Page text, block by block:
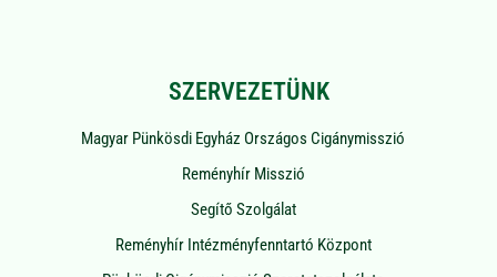
SZERVEZETÜNK
Magyar Pünkösdi Egyház Országos Cigánymisszió
Reményhír Misszió
Segítő Szolgálat
Reményhír Intézményfenntartó Központ